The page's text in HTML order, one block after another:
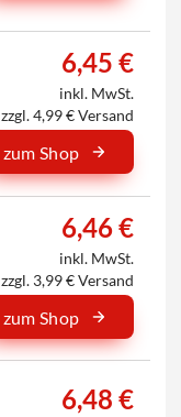
6,45 €
inkl. MwSt.
zzgl. 4,99 € Versand
zum Shop
6,46 €
inkl. MwSt.
zzgl. 3,99 € Versand
zum Shop
6,48 €